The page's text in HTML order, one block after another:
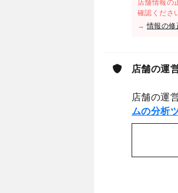
店舗情報の
確認くださ
→情報の修
店舗の運
店舗の運
ムの分析